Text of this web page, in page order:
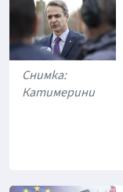
Снимка:
Катимерини